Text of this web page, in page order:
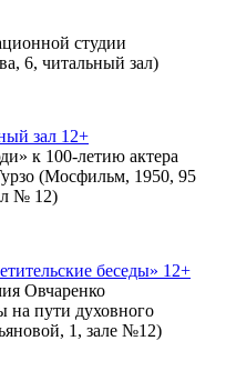
студии
6, читальный зал)
зал 12+
к 100-летию актера
(Мосфильм, 1950, 95
№ 12)
беседы» 12+
Овчаренко
на пути духовного
1, зале №12)